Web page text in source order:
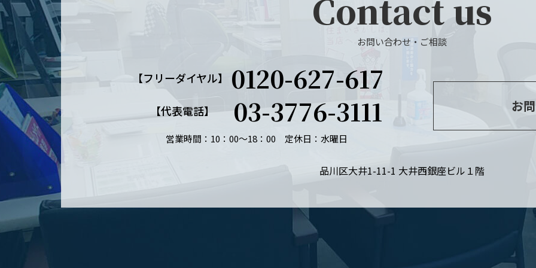
Contact us
お問い合わせ・ご相談
【フリーダイヤル】 0120-627-617
【代表電話】 03-3776-3111
営業時間：10：00～18：00 定休日：水曜日
お
品川区大井1-11-1 大井西銀座ビル１階